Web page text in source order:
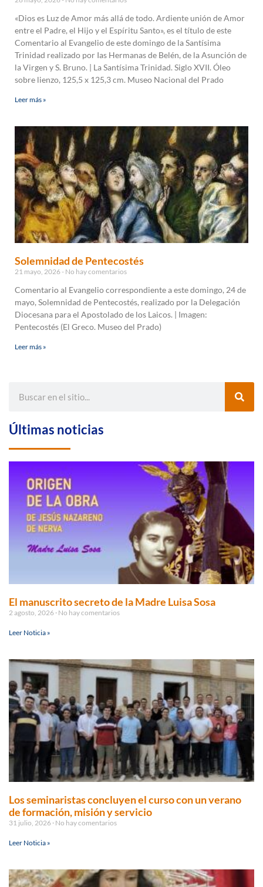
«Dios es Luz de Amor más allá de todo. Ardiente unión de Amor
entre el Padre, el Hijo y el Espíritu Santo», es el título de este
Comentario al Evangelio de este domingo de la Santísima
Trinidad realizado por Ias Hermanas de Belén, de la Asunción de
la Virgen y S. Bruno. | La Santísima Trinidad. Siglo XVII. Óleo
sobre lienzo, 125,5 x 125,3 cm. Museo Nacional del Prado
Leer más »
Solemnidad de Pentecostés
21 mayo, 2026 No hay comentarios
Comentario al Evangelio correspondiente a este domingo, 24 de
mayo, Solemnidad de Pentecostés, realizado por la Delegación
Diocesana para el Apostolado de los Laicos. | Imagen:
Pentecostés (El Greco. Museo del Prado)
Leer más »
Últimas noticias
El manuscrito secreto de la Madre Luisa Sosa
2 agosto, 2026 No hay comentarios
Leer Noticia »
Los seminaristas concluyen el curso con un verano
de formación, misión y servicio
31 julio, 2026 No hay comentarios
Leer Noticia »